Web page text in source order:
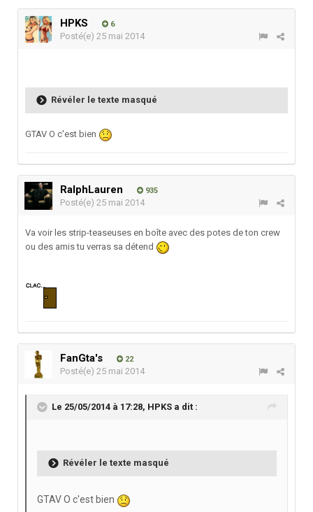
HPKS 6
Posté(e) 25 mai 2014
Révéler le texte masqué
GTAV O c'est bien
RalphLauren 935
Posté(e) 25 mai 2014
Va voir les strip-teaseuses en boîte avec des potes de ton crew
ou des amis tu verras sa détend
FanGta's 22
Posté(e) 25 mai 2014
Le 25/05/2014 à 17:28, HPKS a dit :
Révéler le texte masqué
GTAV O c'est bien